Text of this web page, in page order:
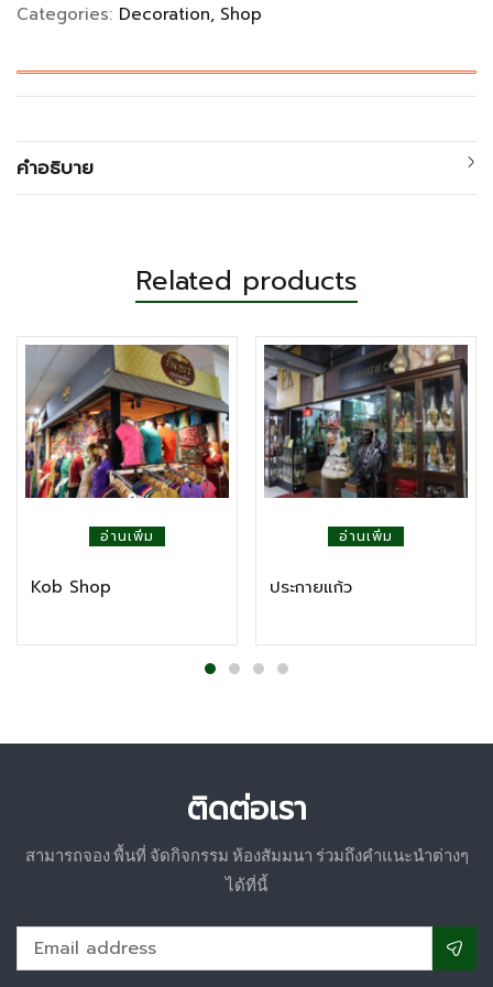
Categories: Decoration Shop
คำอธิบาย
Related products
อ่านเพิ่ม
Kob Shop
อ่านเพิ่ม
ประกายแก้ว
ติดต่อเรา
สามารถจอง พื้นที่ จัดกิจกรรม ห้องสัมมนา ร่วมถึงคำแนะนำต่างๆ
ได้ที่นี้